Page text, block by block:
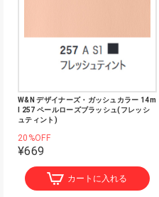
W&N デザイナーズ・ガッシュカラー 14m
l 257 ペールローズブラッシュ(フレッシ
ュティント)
20%OFF
¥669
カートに入れる